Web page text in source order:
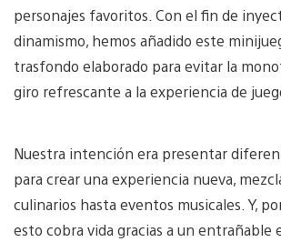
personajes favoritos. Con el fin de
dinamismo, hemos añadido este
trasfondo elaborado para evitar la
giro refrescante a la experiencia de
Nuestra intención era presentar
para crear una experiencia nueva,
culinarios hasta eventos musicales. Y,
esto cobra vida gracias a un entrañable